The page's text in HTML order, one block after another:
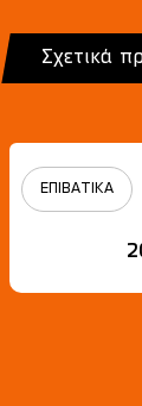
Σχετικά
ΕΠΙΒΑΤΙΚΑ